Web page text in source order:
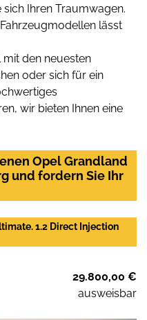
Ihren Traumwagen.
lässt
den neuesten
oder sich für ein
wir bieten Ihnen eine
Opel Grandland
und fordern Sie Ihr
1.2 Direct Injection
29.800,00 €
ausweisbar